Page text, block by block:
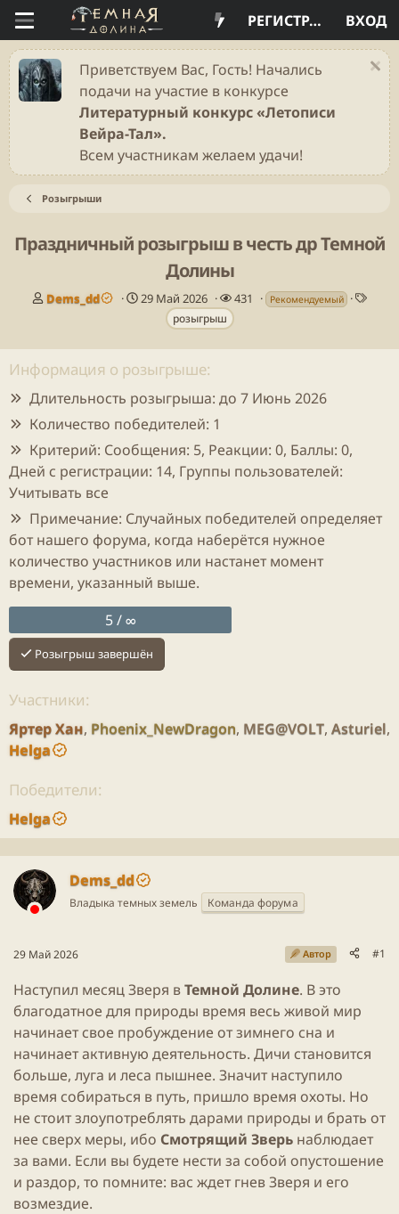
ВХОД
РЕГИСТРАЦИЯ
Приветствуем Вас, Гость! Начались
подачи на участие в конкурсе
Литературный конкурс «Летописи
Вейра-Тал».
Всем участникам желаем удачи!
Розыгрыши
Праздничный розыгрыш в честь др Темной
Долины
А
о
р
е
ы
Dems_dd
Д
а
н
ч
л
а
29 Май 2026
П
р
с
т
431 Рекомендуемый
Т
и
розыгрыш
Информация о розыгрыше:
Длительность розыгрыша: до 7 Июнь 2026
Количество победителей: 1
Критерий: Сообщения: 5, Реакции: 0, Баллы: 0,
Дней с регистрации: 14, Группы пользователей:
Учитывать все
Примечание: Случайных победителей определяет
бот нашего форума, когда наберётся нужное
количество участников или настанет момент
времени, указанный выше.
5 / ∞
Розыгрыш завершён
Участники:
Яртер Хан Phoenix_NewDragon MEG@VOLT Asturiel
Helga
Победители:
Helga
Dems_dd
Владыка темных земель Команда форума
29 Май 2026 Автор #1
Наступил месяц Зверя вТемной Долине. В это
благодатное для природы время весь живой мир
начинает свое пробуждение от зимнего сна и
начинает активную деятельность. Дичи становится
больше, луга и леса пышнее. Значит наступило
время собираться в путь, пришло время охоты. Но
не стоит злоупотреблять дарами природы и брать от
нее сверх меры, ибо Смотрящий Зверь наблюдает
за вами. Если вы будете нести за собой опустошение
и раздор, то помните: вас ждет гнев Зверя и его
возмездие.